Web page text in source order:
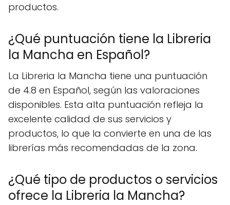
productos.
¿Qué puntuación tiene la Libreria
la Mancha en Español?
La Libreria la Mancha tiene una puntuación
de 4.8 en Español, según las valoraciones
disponibles. Esta alta puntuación refleja la
excelente calidad de sus servicios y
productos, lo que la convierte en una de las
librerías más recomendadas de la zona.
¿Qué tipo de productos o servicios
ofrece la Libreria la Mancha?